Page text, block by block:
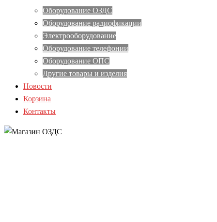
Оборудование ОЗДС
Оборудование радиофикации
Электрооборудование
Оборудование телефонии
Оборудование ОПС
Другие товары и изделия
Новости
Корзина
Контакты